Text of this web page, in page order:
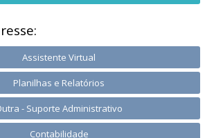
Assistente Virtual
Planilhas e Relatórios
- Suporte Administrativo
Contabilidade